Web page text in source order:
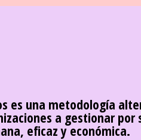
es una metodología
a gestionar
eficaz y económica.